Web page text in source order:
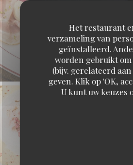
Het restaurant
verzameling van
geïnstalleerd.
worden gebruikt
(bijv. gerelateerd
geven. Klik op 'OK,
U kunt uw keuzes